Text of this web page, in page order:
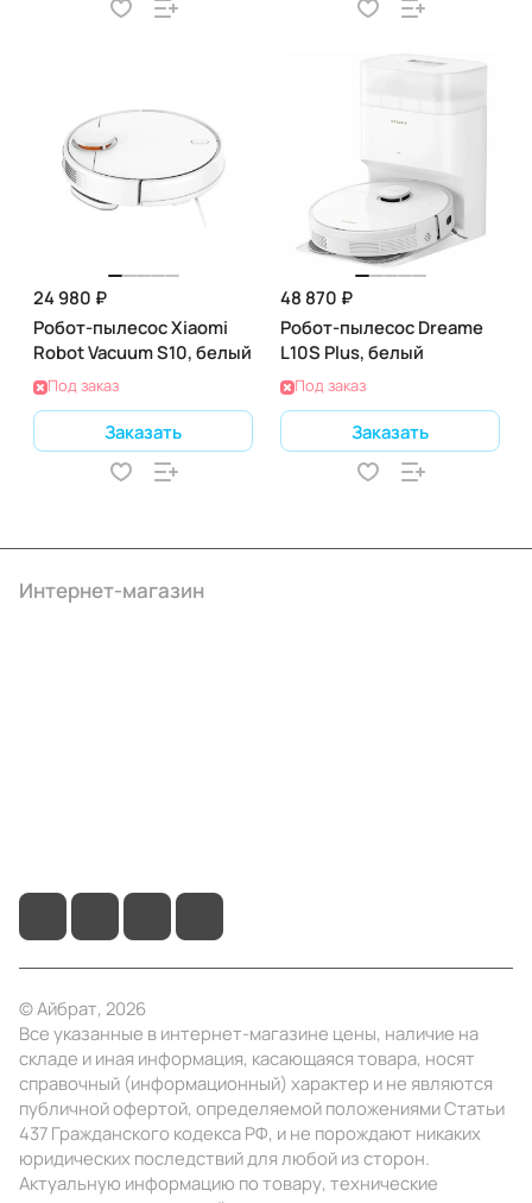
24 980 ₽
Робот-пылесос Xiaomi
Robot Vacuum S10, белый
Под заказ
Заказать
48 870 ₽
Робот-пылесос Dreame
L10S Plus, белый
Под заказ
Заказать
Интернет-магазин
© Айбрат, 2026
Все указанные в интернет-магазине цены, наличие на
складе и иная информация, касающаяся товара, носят
справочный (информационный) характер и не являются
публичной офертой, определяемой положениями Статьи
437 Гражданского кодекса РФ, и не порождают никаких
юридических последствий для любой из сторон.
Актуальную информацию по товару, технические